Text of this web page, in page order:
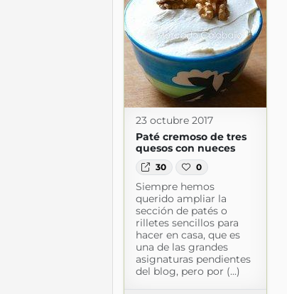
23 octubre 2017
Paté cremoso de tres
quesos con nueces
30 0
Siempre hemos
querido ampliar la
sección de patés o
rilletes sencillos para
hacer en casa, que es
una de las grandes
asignaturas pendientes
del blog, pero por (...)